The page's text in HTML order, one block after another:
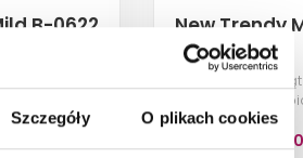
Szczegóły O plikach cookies
B-0622 New Trendy
Brodzik
cm,
1